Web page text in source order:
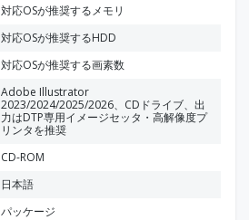
対応OSが推奨するメモリ
対応OSが推奨するHDD
対応OSが推奨する画素数
Adobe Illustrator
2023/2024/2025/2026、CDドライブ、出
力はDTP専用イメージセッタ・高解像度プ
リンタを推奨
CD-ROM
日本語
パッケージ